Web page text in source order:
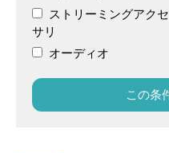
ストリーミングアクセ
サリ
オーディオ